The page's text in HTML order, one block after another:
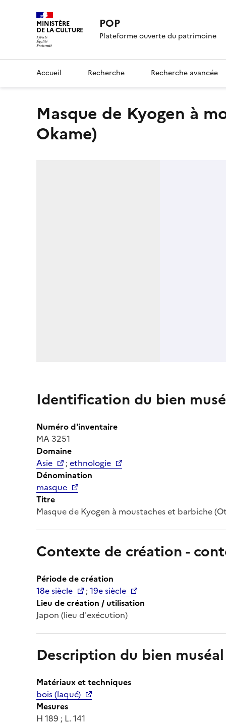
MINISTÈRE
DE LA CULTURE POP
Plateforme ouverte du patrimoine
Accueil Recherche Recherche avancée
Masque de Kyogen à moustaches et barbiche (Oto
Okame)
Identification du bien
Numéro d'inventaire
MA 3251
Domaine
Asie
;ethnologie
Dénomination
masque
Titre
Masque de Kyogen à moustaches et barbiche
Contexte de création -
Période de création
18e siècle
;19e siècle
Lieu de création / utilisation
Japon (lieu d'exécution)
Description du bien muséal
Matériaux et techniques
bois (laqué)
Mesures
H 189 ; L. 141